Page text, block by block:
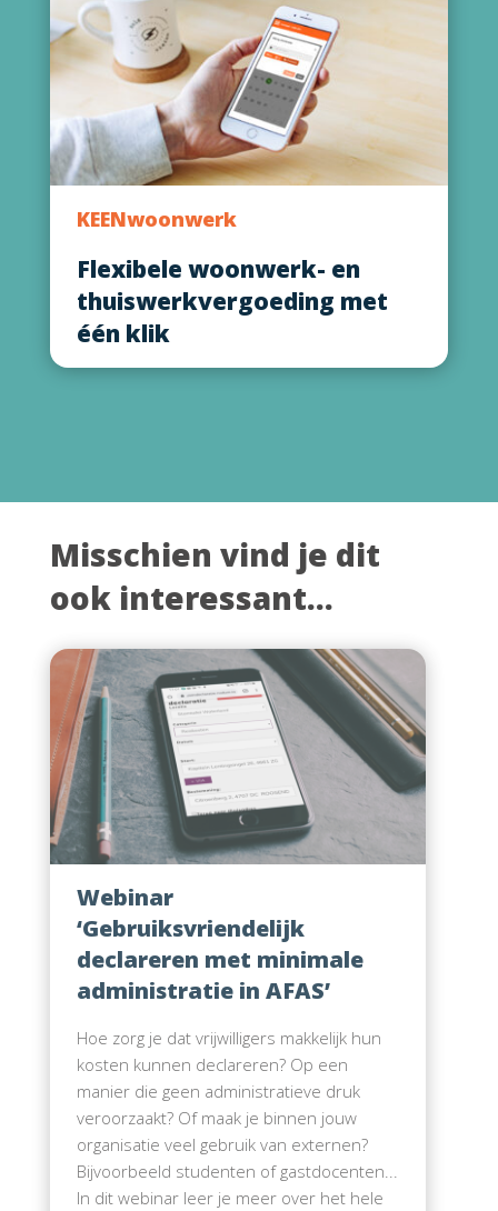
Flexibele woonwerk- en
thuiswerkvergoeding met
één klik
KEENwoonwerk
Misschien vind je dit
ook interessant...
Webinar
‘Gebruiksvriendelijk
declareren met minimale
administratie in AFAS’
Hoe zorg je dat vrijwilligers makkelijk hun
kosten kunnen declareren? Op een
manier die geen administratieve druk
veroorzaakt? Of maak je binnen jouw
organisatie veel gebruik van externen?
Bijvoorbeeld studenten of gastdocenten...
In dit webinar leer je meer over het hele